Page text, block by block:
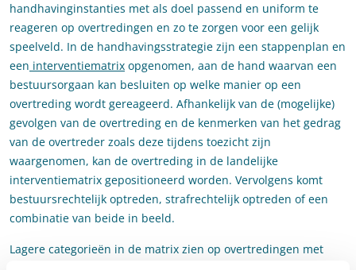
handhavinginstanties met als doel passend en uniform te
reageren op overtredingen en zo te zorgen voor een gelijk
speelveld. In de handhavingsstrategie zijn een stappenplan en
een interventiematrix opgenomen, aan de hand waarvan een
bestuursorgaan kan besluiten op welke manier op een
overtreding wordt gereageerd. Afhankelijk van de (mogelijke)
gevolgen van de overtreding en de kenmerken van het gedrag
van de overtreder zoals deze tijdens toezicht zijn
waargenomen, kan de overtreding in de landelijke
interventiematrix gepositioneerd worden. Vervolgens komt
bestuursrechtelijk optreden, strafrechtelijk optreden of een
combinatie van beide in beeld.
Lagere categorieën in de matrix zien op overtredingen met